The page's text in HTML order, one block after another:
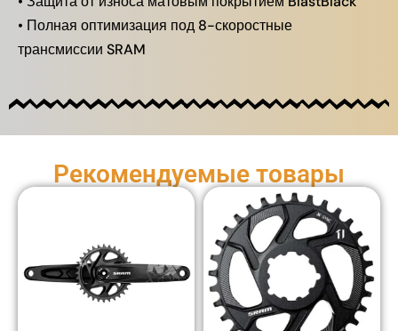
• Полная оптимизация под 8-скоростные
трансмиссии SRAM
Рекомендуемые товары